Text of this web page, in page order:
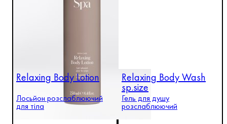
Relaxing Body Lotion
Лосьйон розслаблюючий
для тіла
Relaxing Body Wash
sp.size
Гель для душу
розслаблюючий